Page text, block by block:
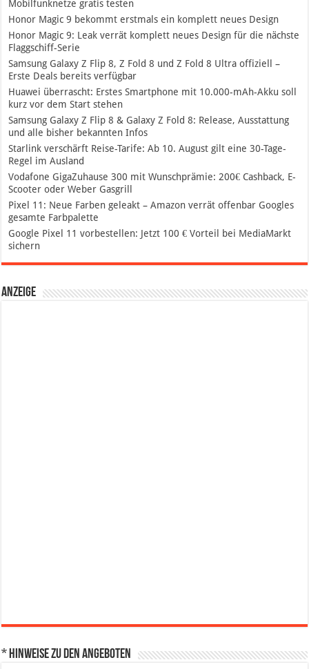
Mobilfunknetze gratis testen
Honor Magic 9 bekommt erstmals ein komplett neues Design
Honor Magic 9: Leak verrät komplett neues Design für die nächste
Flaggschiff-Serie
Samsung Galaxy Z Flip 8, Z Fold 8 und Z Fold 8 Ultra offiziell –
Erste Deals bereits verfügbar
Huawei überrascht: Erstes Smartphone mit 10.000-mAh-Akku soll
kurz vor dem Start stehen
Samsung Galaxy Z Flip 8 & Galaxy Z Fold 8: Release, Ausstattung
und alle bisher bekannten Infos
Starlink verschärft Reise-Tarife: Ab 10. August gilt eine 30-Tage-
Regel im Ausland
Vodafone GigaZuhause 300 mit Wunschprämie: 200€ Cashback, E-
Scooter oder Weber Gasgrill
Pixel 11: Neue Farben geleakt – Amazon verrät offenbar Googles
gesamte Farbpalette
Google Pixel 11 vorbestellen: Jetzt 100 € Vorteil bei MediaMarkt
sichern
Anzeige
* Hinweise zu den Angeboten